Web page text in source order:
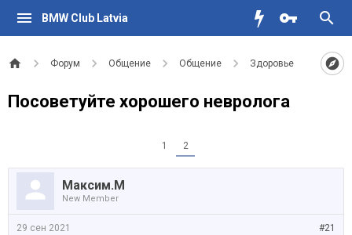
BMW Club Latvia
Форум Общение Общение Здоровье
Посоветуйте хорошего невролога
1 2
Максим.М
New Member
#21
29 сен 2021